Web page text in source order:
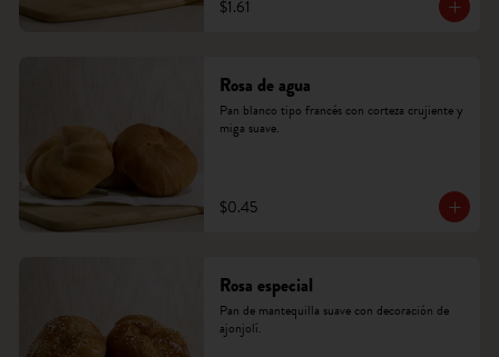
$1.61
Rosa de agua
Pan blanco tipo francés con corteza crujiente y
miga suave.
$0.45
Rosa especial
Pan de mantequilla suave con decoración de
ajonjolí.